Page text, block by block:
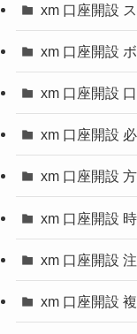
xm 口座開設
xm 口座開設
xm 口座開設
xm 口座開設
xm 口座開設
xm 口座開設
xm 口座開設
xm 口座開設